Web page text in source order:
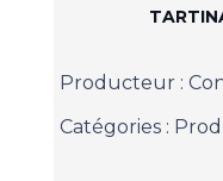
Producteur :
Catégories :